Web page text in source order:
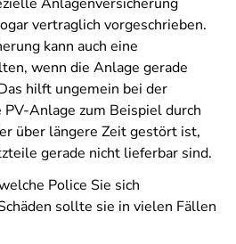
vertraglich vorgeschrieben.
kann auch eine
wenn die Anlage gerade
hilft ungemein bei der
Anlage zum Beispiel durch
über längere Zeit gestört ist,
gerade nicht lieferbar sind.
Police Sie sich
sollte sie in vielen Fällen